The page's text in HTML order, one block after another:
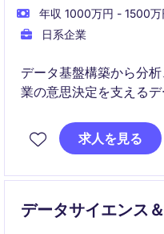
年収 1000万円 - 1500万
日系企業
データ基盤構築から分
業の意思決定を支える
社内外のプロダクト開
用を軸に事業成長に直接
求人を見る
データサイエンス